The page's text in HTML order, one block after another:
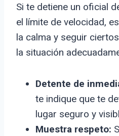
Si te detiene un oficial
el límite de velocidad,
la calma y seguir
la situación
Detente de
te indique que te
lugar seguro y
Muestra respeto: